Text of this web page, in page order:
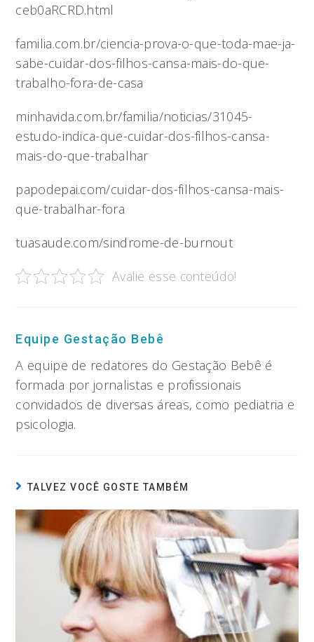
ceb0aRCRD.html
familia.com.br/ciencia-prova-o-que-toda-mae-ja-
sabe-cuidar-dos-filhos-cansa-mais-do-que-
trabalho-fora-de-casa
minhavida.com.br/familia/noticias/31045-
estudo-indica-que-cuidar-dos-filhos-cansa-
mais-do-que-trabalhar
papodepai.com/cuidar-dos-filhos-cansa-mais-
que-trabalhar-fora
tuasaude.com/sindrome-de-burnout
Avalie esse conteúdo!
Equipe Gestação Bebê
A equipe de redatores do Gestação Bebê é
formada por jornalistas e profissionais
convidados de diversas áreas, como pediatria e
psicologia.
TALVEZ VOCÊ GOSTE TAMBÉM